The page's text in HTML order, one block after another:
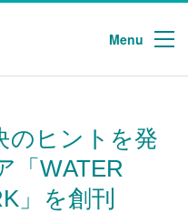
Menu
のヒントを発
「WATER
」を創刊